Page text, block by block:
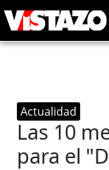
Actualidad
Las 10
para el